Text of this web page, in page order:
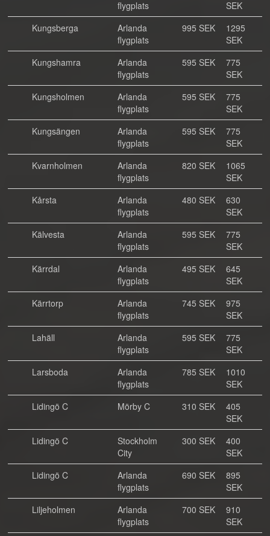
flygplats
SEK
Kungsberga
Arlanda
flygplats
995 SEK
1295
SEK
Kungshamra
Arlanda
flygplats
595 SEK
775
SEK
Kungsholmen
Arlanda
flygplats
595 SEK
775
SEK
Kungsängen
Arlanda
flygplats
595 SEK
775
SEK
Kvarnholmen
Arlanda
flygplats
820 SEK
1065
SEK
Kårsta
Arlanda
flygplats
480 SEK
630
SEK
Kälvesta
Arlanda
flygplats
595 SEK
775
SEK
Kärrdal
Arlanda
flygplats
495 SEK
645
SEK
Kärrtorp
Arlanda
flygplats
745 SEK
975
SEK
Lahäll
Arlanda
flygplats
595 SEK
775
SEK
Larsboda
Arlanda
flygplats
785 SEK
1010
SEK
Lidingö C
Mörby C 310 SEK
405
SEK
Lidingö C
Stockholm
City
300 SEK
400
SEK
Lidingö C
Arlanda
flygplats
690 SEK
895
SEK
Liljeholmen
Arlanda
flygplats
700 SEK
910
SEK